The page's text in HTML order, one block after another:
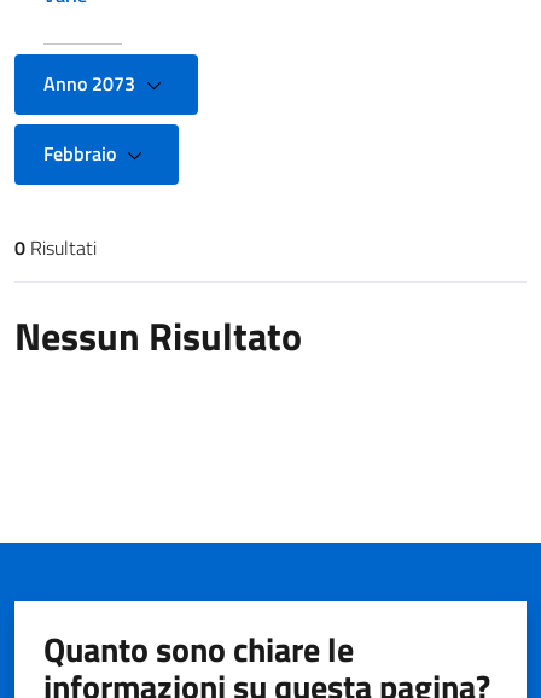
Anno 2073
Febbraio
Risultati di ricerca
0 Risultati
Nessun Risultato
Quanto sono chiare le
informazioni su questa pagina?